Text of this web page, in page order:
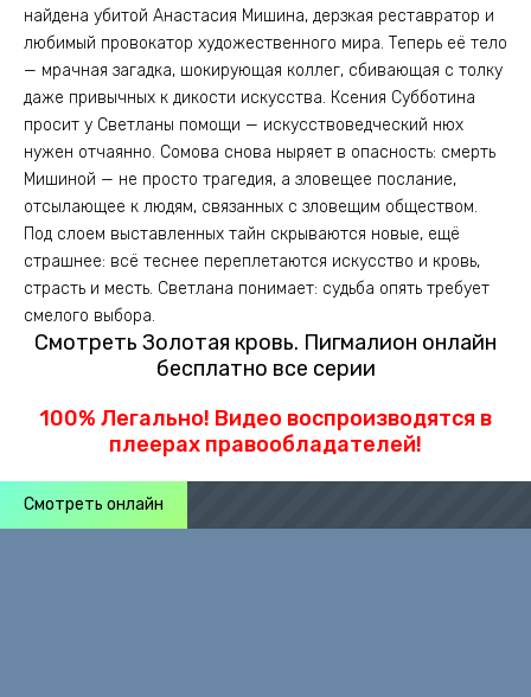
найдена убитой Анастасия Мишина, дерзкая реставратор и
любимый провокатор художественного мира. Теперь её тело
— мрачная загадка, шокирующая коллег, сбивающая с толку
даже привычных к дикости искусства. Ксения Субботина
просит у Светланы помощи — искусствоведческий нюх
нужен отчаянно. Сомова снова ныряет в опасность: смерть
Мишиной — не просто трагедия, а зловещее послание,
отсылающее к людям, связанных с зловещим обществом.
Под слоем выставленных тайн скрываются новые, ещё
страшнее: всё теснее переплетаются искусство и кровь,
страсть и месть. Светлана понимает: судьба опять требует
смелого выбора.
Смотреть Золотая кровь. Пигмалион онлайн
бесплатно все серии
100% Легально! Видео воспроизводятся в
плеерах правообладателей!
Смотреть онлайн